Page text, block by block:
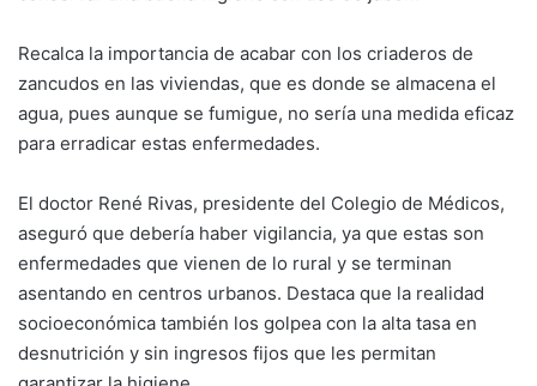
Recalca la importancia de acabar con los criaderos de
zancudos en las viviendas, que es donde se almacena el
agua, pues aunque se fumigue, no sería una medida eficaz
para erradicar estas enfermedades.
El doctor René Rivas, presidente del Colegio de Médicos,
aseguró que debería haber vigilancia, ya que estas son
enfermedades que vienen de lo rural y se terminan
asentando en centros urbanos. Destaca que la realidad
socioeconómica también los golpea con la alta tasa en
desnutrición y sin ingresos fijos que les permitan